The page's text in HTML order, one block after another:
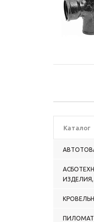
Каталог
ИЗДЕЛИЯ,